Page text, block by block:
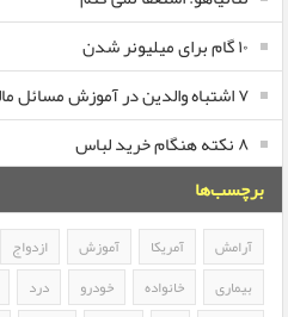
۱۰ گام برای میلیونر شدن
۷ اشتباه والدین در آموزش مسائل مالی به کودکان
۸ نکته هنگام خرید لباس
برچسب‌ها
آرامش آمریکا آموزش ازدواج
بیماری
خانواده خودرو درد